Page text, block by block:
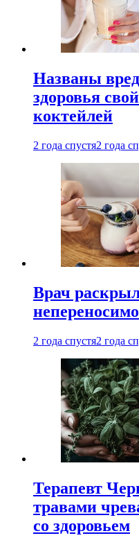
Названы
здоровья
коктейлей
2 года спустя2 года
Врач
2 года спустя2 года
Терапевт
травами
со здоровьем